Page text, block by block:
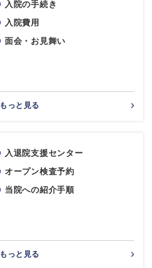
入院の手続き
入院費用
面会・お見舞い
もっと見る
入退院支援センター
オープン検査予約
当院への紹介手順
もっと見る